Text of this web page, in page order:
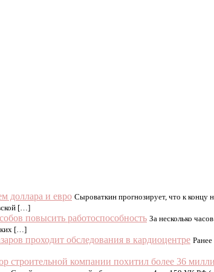
доллара и евро Сыроваткин прогнозирует, что к концу
[…]
повысить работоспособность За несколько
[…]
проходит обследования в кардиоцентре
строительной компании похитил более 36